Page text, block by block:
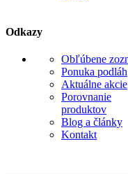
Odkazy
Obľúbene
Ponuka podláh
Aktuálne akcie
Porovnanie
produktov
Blog a články
Kontakt